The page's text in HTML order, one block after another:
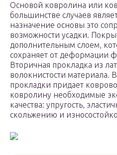
Основой ковролина или
большинстве случаев
назначение основы это
возможности усадки.
дополнительным слоем,
сохраняет от деформации
Вторичная прокладка из
волокнистости материала.
прокладки придает
ковролину необходимые
качества: упругость,
скольжению и